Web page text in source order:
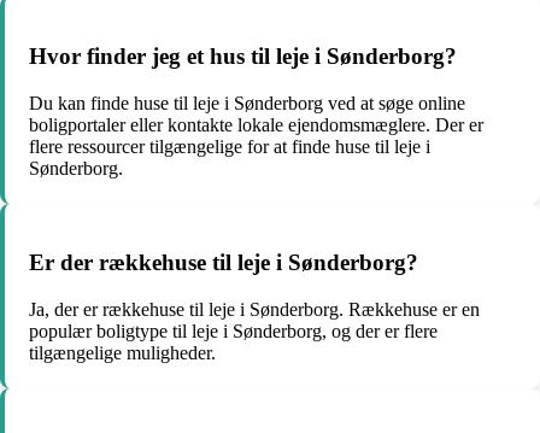
Hvor finder jeg et hus til leje i Sønderborg?
Du kan finde huse til leje i Sønderborg ved at søge online
boligportaler eller kontakte lokale ejendomsmæglere. Der er
flere ressourcer tilgængelige for at finde huse til leje i
Sønderborg.
Er der rækkehuse til leje i Sønderborg?
Ja, der er rækkehuse til leje i Sønderborg. Rækkehuse er en
populær boligtype til leje i Sønderborg, og der er flere
tilgængelige muligheder.